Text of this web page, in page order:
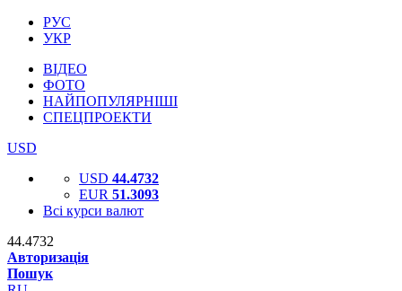
РУС
УКР
ВІДЕО
ФОТО
НАЙПОПУЛЯРНІШІ
СПЕЦПРОЕКТИ
USD
USD 44.4732
EUR 51.3093
Всі курси валют
44.4732
Авторизація
Пошук